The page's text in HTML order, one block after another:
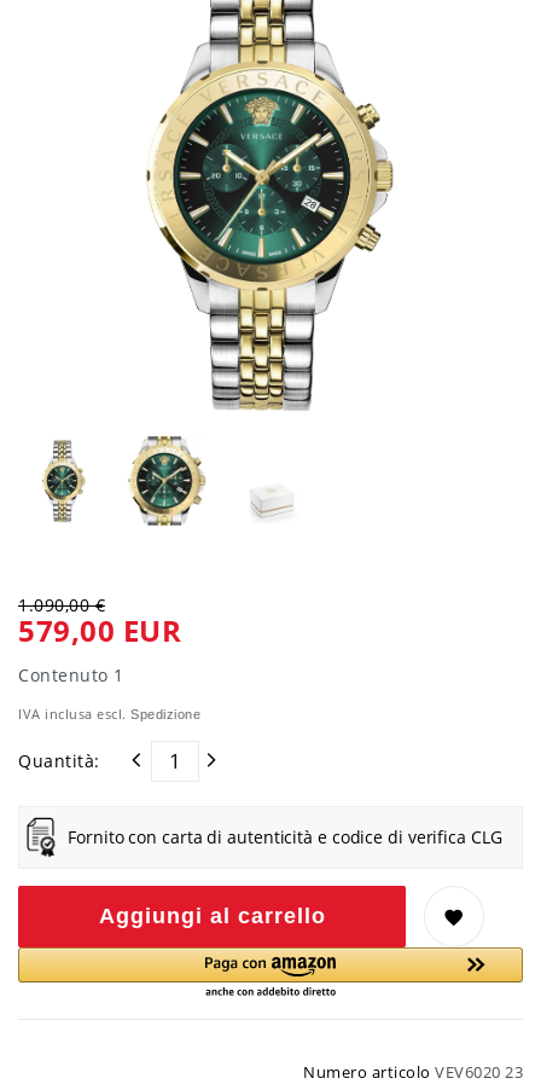
1.090,00 €
579,00 EUR
Contenuto 1
IVA inclusa escl. Spedizione
Quantità:
Fornito con carta di autenticità e codice di verifica CLG
Aggiungi al carrello
Numero articolo VEV6020 23